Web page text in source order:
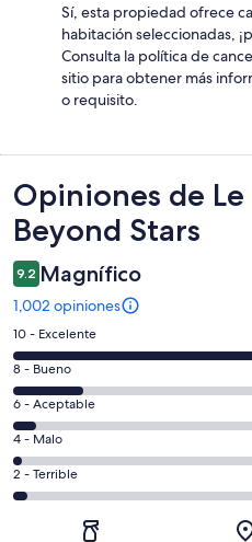
Sí, esta propiedad ofrece
habitación seleccionadas,
Consulta la política de
sitio para obtener más
o requisito.
Opiniones
Opiniones de Le
Beyond Stars
9.2 Magnífico
1,002 opiniones
Puntuación
de
10,
es
decir,
Excelente.
Basada
en
10 - Excelente
Puntuación
de
8,
es
decir,
Bueno.
8 - Bueno
Puntuación
de
6,
es
decir,
Aceptable.
6 - Aceptable
Puntuación
de
4,
4 - Malo
Puntuación
de
2 - Terrible